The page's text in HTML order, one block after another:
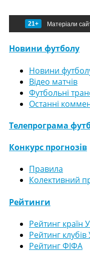
21+ Матеріали
Новини футболу
Новини
Відео матчів
Футбольні
Останні
Телепрограма
Конкурс прогнозів
Правила
Колективний
Рейтинги
Рейтинг країн
Рейтинг
Рейтинг ФІФА